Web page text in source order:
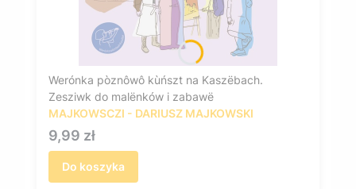
Werónka pòznôwô kùńszt na Kaszëbach.
Zesziwk do malënków i zabawë
MAJKOWSCZI - DARIUSZ MAJKOWSKI
Cena
9,99 zł
Do koszyka